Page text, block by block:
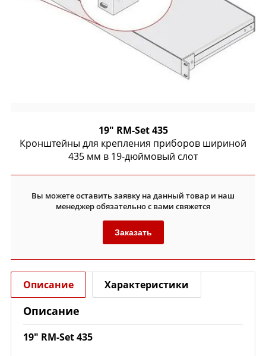
19" RM-Set 435
Кронштейны для крепления приборов шириной
435 мм в 19-дюймовый слот
Вы можете оставить заявку на данный товар и наш
менеджер обязательно с вами свяжется
Заказать
Описание Характеристики
Описание
19" RM-Set 435